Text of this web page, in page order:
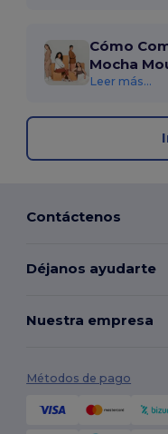
Cómo
Mocha
Leer más...
Contáctenos
Déjanos ayudarte
Nuestra empresa
Métodos de pago